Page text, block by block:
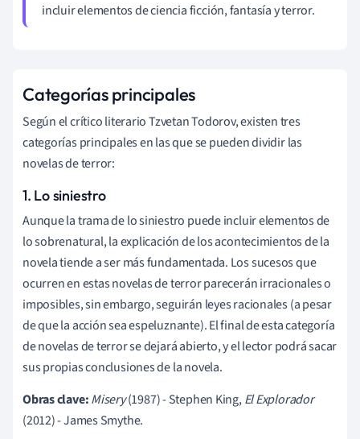
incluir elementos de ciencia ficción, fantasía y terror.
Categorías principales
Según el crítico literario Tzvetan Todorov, existen tres
categorías principales en las que se pueden dividir las
novelas de terror:
1. Lo siniestro
Aunque la trama de lo siniestro puede incluir elementos de
lo sobrenatural, la explicación de los acontecimientos de la
novela tiende a ser más fundamentada. Los sucesos que
ocurren en estas novelas de terror parecerán irracionales o
imposibles, sin embargo, seguirán leyes racionales (a pesar
de que la acción sea espeluznante). El final de esta categoría
de novelas de terror se dejará abierto, y el lector podrá sacar
sus propias conclusiones de la novela.
Obras clave:Misery(1987) - Stephen King,El Explorador
(2012) - James Smythe.